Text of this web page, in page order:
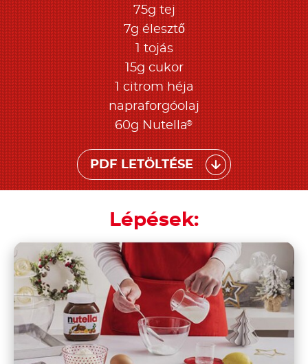
75g tej
7g élesztő
1 tojás
15g cukor
1 citrom héja
napraforgóolaj
60g Nutella®
PDF LETÖLTÉSE
Lépések: